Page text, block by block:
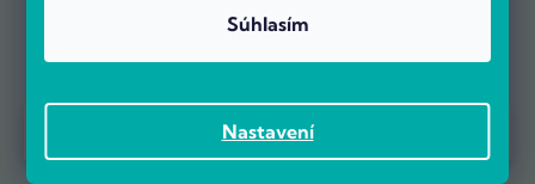
Nastavení
Súhlasím
Prebieha Masaker cien! Navyše objednávky nad 100 EUR sú s